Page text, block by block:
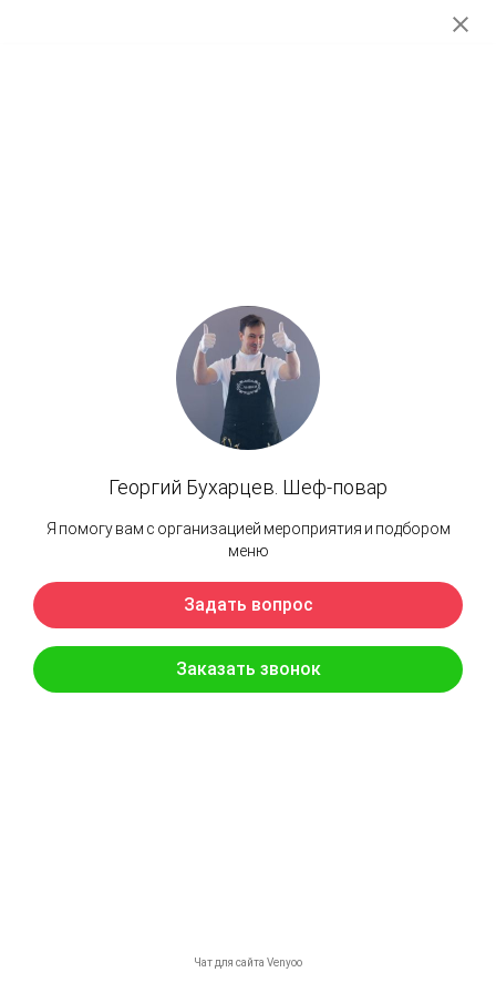
Канапе ветчина сыр петрушка